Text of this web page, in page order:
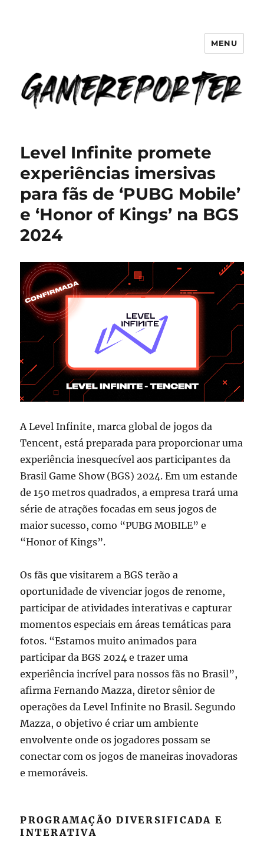
GameReporter | Cultura Gamer
MENU
Level Infinite promete
experiências imersivas
para fãs de ‘PUBG Mobile’
e ‘Honor of Kings’ na BGS
2024
A Level Infinite, marca global de jogos da
Tencent, está preparada para proporcionar uma
experiência inesquecível aos participantes da
Brasil Game Show (BGS) 2024. Em um estande
de 150 metros quadrados, a empresa trará uma
série de atrações focadas em seus jogos de
maior sucesso, como “PUBG MOBILE” e
“Honor of Kings”.
Os fãs que visitarem a BGS terão a
oportunidade de vivenciar jogos de renome,
participar de atividades interativas e capturar
momentos especiais em áreas temáticas para
fotos. “Estamos muito animados para
participar da BGS 2024 e trazer uma
experiência incrível para nossos fãs no Brasil”,
afirma Fernando Mazza, diretor sênior de
operações da Level Infinite no Brasil. Segundo
Mazza, o objetivo é criar um ambiente
envolvente onde os jogadores possam se
conectar com os jogos de maneiras inovadoras
e memoráveis.
PROGRAMAÇÃO DIVERSIFICADA E
INTERATIVA